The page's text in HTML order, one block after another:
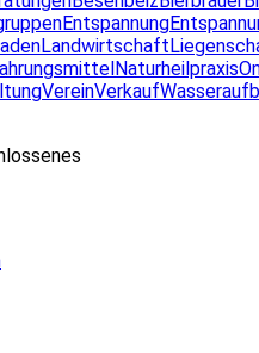
Entspannung
Landwirtschaft
Naturheilpraxis
VereinVerkauf